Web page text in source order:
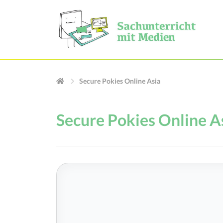
Secure Pokies Online Asia
Secure Pokies Online